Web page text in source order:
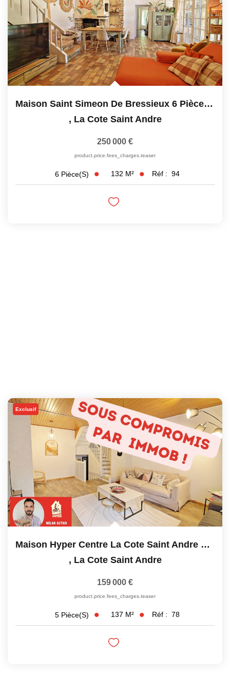
Maison Saint Simeon De Bressieux 6 Pièce(s) 132 M2
, La Cote Saint Andre
250 000 €
product.price.fees_charges.teaser
6 Pièce(s) 132 M² Réf : 94
Exclusif
Maison Hyper Centre La Cote Saint Andre 137 M2 Avec Garage
, La Cote Saint Andre
159 000 €
product.price.fees_charges.teaser
5 Pièce(s) 137 M² Réf : 78